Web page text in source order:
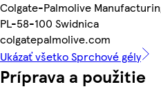
Colgate-Palmolive
PL-58-100 Swidnica
colgatepalmolive.com
Ukázať všetko Sprchové gély
Príprava a použitie